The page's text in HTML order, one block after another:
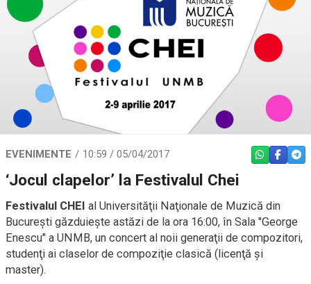
EVENIMENTE 10:59 / 05/04/2017 WHATSAPP
‘Jocul clapelor’ la Festivalul Chei
Festivalul CHEI al Universităţii Naţionale de Muzică din
Bucureşti găzduieşte astăzi de la ora 16:00, în Sala "George
Enescu" a UNMB, un concert al noii generaţii de compozitori,
studenţi ai claselor de compoziţie clasică (licenţă şi
master).